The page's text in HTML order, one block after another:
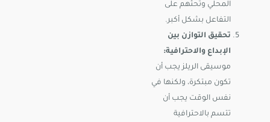
المحلي وتحثهم على
التفاعل بشكل أكبر.
تحقيق التوازن بين
الإبداع والاحترافية:
موسيقى الريلز يجب أن
تكون مبتكرة، ولكنها في
نفس الوقت يجب أن
تتسم بالاحترافية